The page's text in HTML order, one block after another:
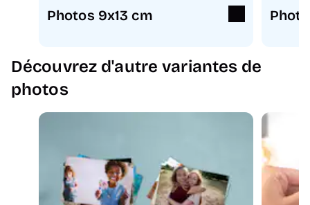
Photos 9x13 cm
Découvrez d'autre variantes de
photos